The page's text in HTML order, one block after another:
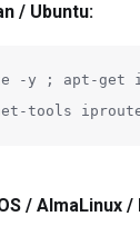
/ Ubuntu:
-y ; apt-get
tools
/ AlmaLinux /